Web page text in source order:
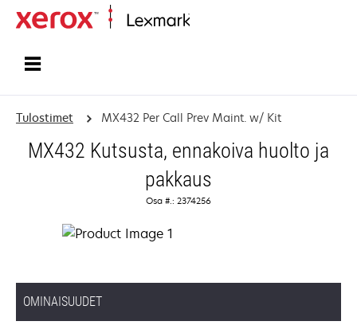
Tulostimet MX432 Per Call Prev Maint. w/ Kit
MX432 Kutsusta, ennakoiva huolto ja
pakkaus
Osa #.: 2374256
OMINAISUUDET